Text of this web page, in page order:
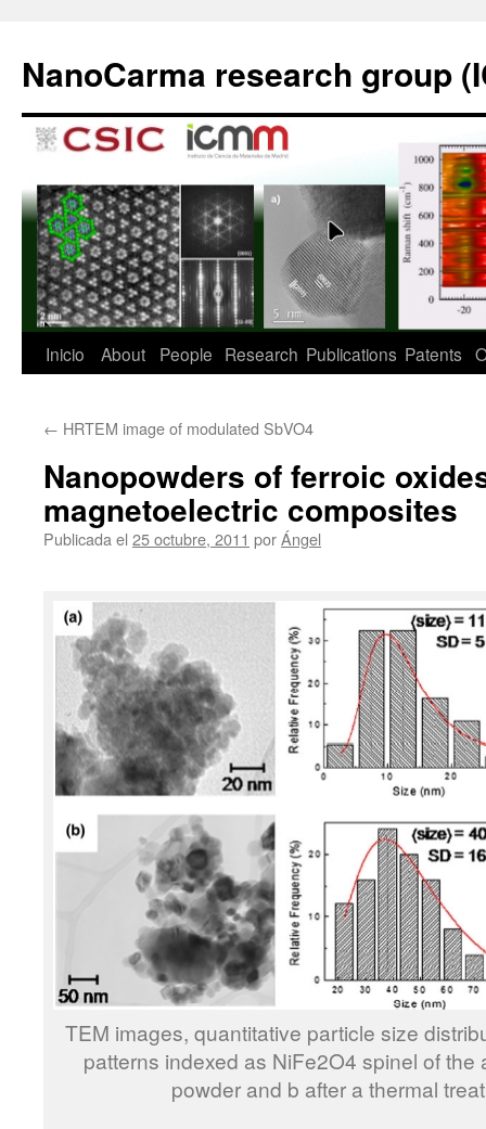
contenido
NanoCarma research group
Inicio About People Research Publications Patents
← HRTEM image of modulated SbVO4
Nanopowders of ferroic
magnetoelectric composites
Publicada el 25 octubre, 2011 porÁngel
TEM images, quantitative particle size
patterns indexed as NiFe2O4 spinel of
powder and b after a thermal